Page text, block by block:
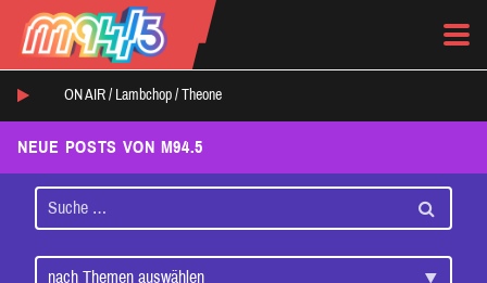
ON AIR / Lambchop / Theone
NEUE POSTS VON M94.5